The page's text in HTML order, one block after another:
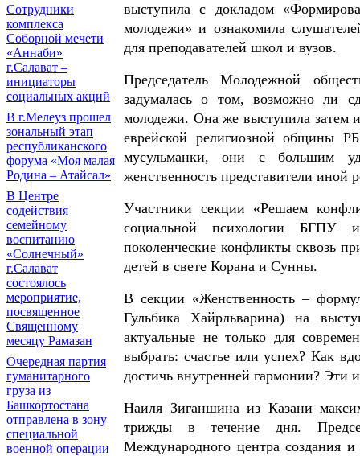
Сотрудники
комплекса
Соборной мечети
«Аннаби»
г.Салават –
инициаторы
социальных акций
В г.Мелеуз прошел
зональный этап
республиканского
форума «Моя малая
Родина – Атайсал»
В Центре
содействия
семейному
воспитанию
«Солнечный»
г.Салават
состоялось
мероприятие,
посвященное
Священному
месяцу Рамазан
Очередная партия
гуманитарного
груза из
Башкортостана
отправлена в зону
специальной
военной операции
выступила с докладом
молодежи» и ознакомила
для преподавателей школ и вузов.
Председатель Молодежной
задумалась о том, возможно ли
молодежи. Она же выступила затем
еврейской религиозной общины
мусульманки, они с большим
женственность представители иной
Участники секции «Решаем
социальной психологии БГПУ
поколенческие конфликты сквозь
детей в свете Корана и Сунны.
В секции «Женственность –
Гульбика Хайрльварина) на
актуальные не только для
выбрать: счастье или успех? Как
достичь внутренней гармонии? Эти
Наиля Зиганшина из Казани
трижды в течение дня.
Международного центра создания